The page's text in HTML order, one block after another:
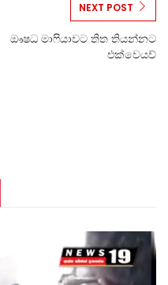
NEXT POST
ඖෂධ මාෆියාවට තිත තියන්නට
එක්වෙයව්